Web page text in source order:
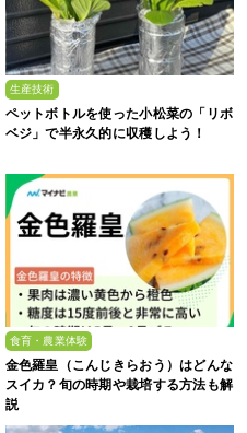
生産技術
ペットボトルを使った小松菜の「リボ
ベジ」で半永久的に収穫しよう！
食育・農業体験
金色羅皇（こんじきらおう）はどんな
スイカ？旬の時期や栽培する方法も解
説